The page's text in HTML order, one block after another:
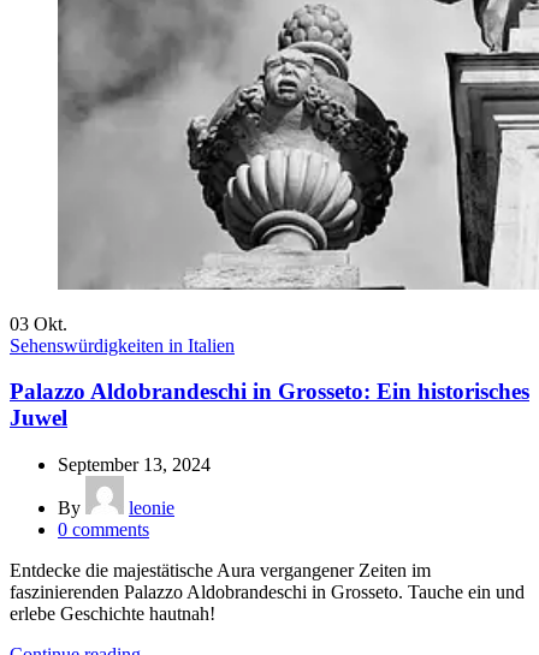
03 Okt.
Sehenswürdigkeiten in Italien
Palazzo Aldobrandeschi in Grosseto: Ein historisches
Juwel
September 13, 2024
By
leonie
0 comments
Entdecke die majestätische Aura vergangener Zeiten im
faszinierenden Palazzo Aldobrandeschi in Grosseto. Tauche ein und
erlebe Geschichte hautnah!